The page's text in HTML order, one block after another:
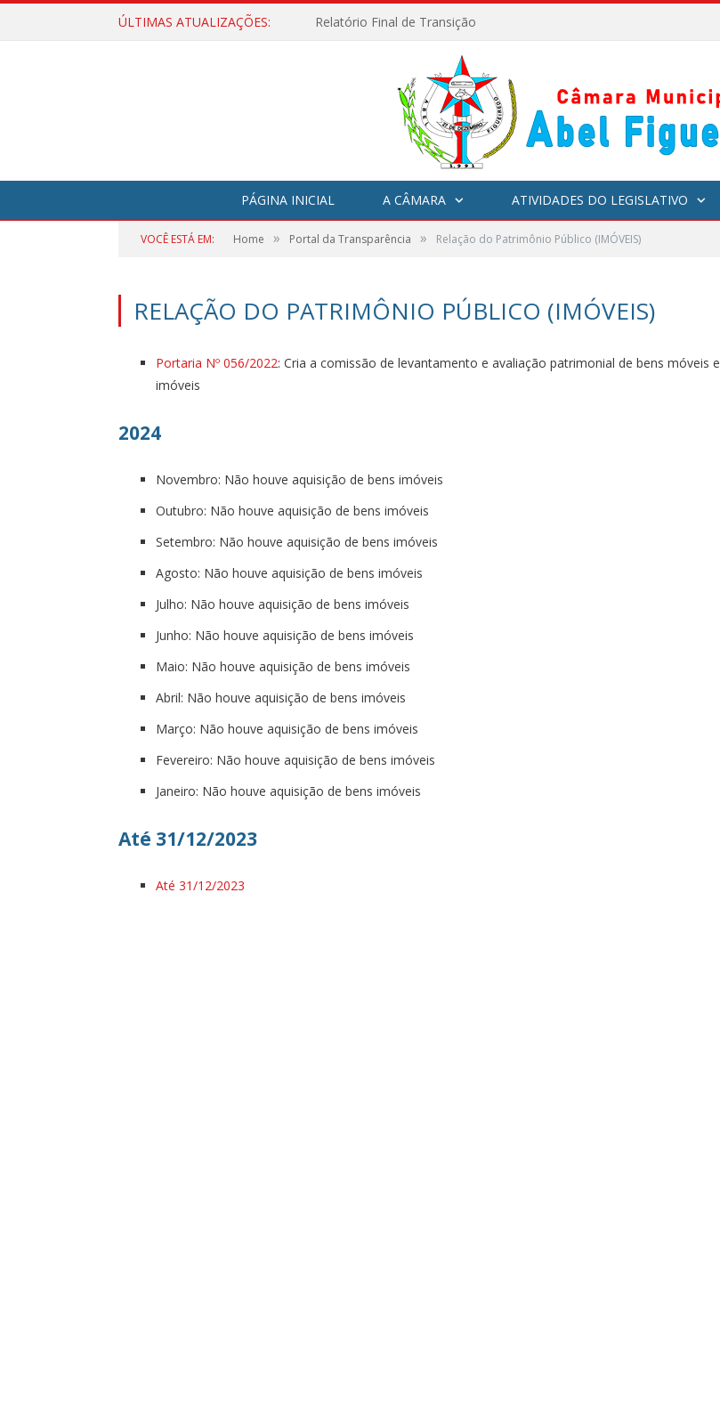
ÚLTIMAS ATUALIZAÇÕES: Relatório Final de Transição
PÁGINA INICIAL A CÂMARA ATIVIDADES DO LEGISLATIVO
VOCÊ ESTÁ EM: Home » Portal da Transparência » Relação do Patrimônio Público (IMÓVEIS)
RELAÇÃO DO PATRIMÔNIO PÚBLICO (IMÓVEIS)
Portaria Nº 056/2022: Cria a comissão de levantamento e avaliação patrimonial de bens móveis e
imóveis
2024
Novembro: Não houve aquisição de bens imóveis
Outubro: Não houve aquisição de bens imóveis
Setembro: Não houve aquisição de bens imóveis
Agosto: Não houve aquisição de bens imóveis
Julho: Não houve aquisição de bens imóveis
Junho: Não houve aquisição de bens imóveis
Maio: Não houve aquisição de bens imóveis
Abril: Não houve aquisição de bens imóveis
Março: Não houve aquisição de bens imóveis
Fevereiro: Não houve aquisição de bens imóveis
Janeiro: Não houve aquisição de bens imóveis
Até 31/12/2023
Até 31/12/2023